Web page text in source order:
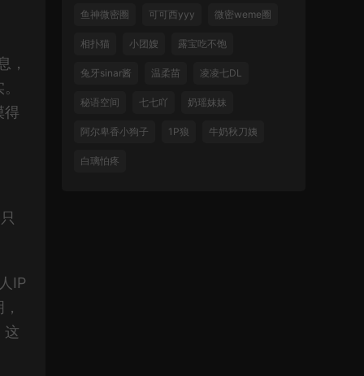
，
得
IP
这
鱼神微密圈 可可西yyy 微密weme圈
相扑猫 小团嫂 露宝吃不饱
兔牙sinar酱 温柔苗 凌凌七DL
秘语空间 七七吖 奶瑶妹妹
阿尔卑香小狗子 1P狼 牛奶秋刀姨
白璃怕疼